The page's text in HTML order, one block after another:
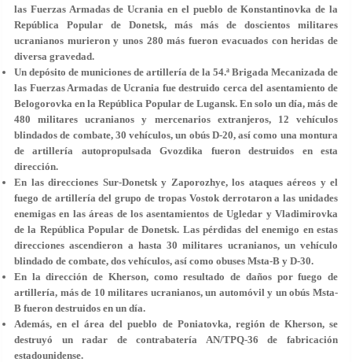
las Fuerzas Armadas de Ucrania en el pueblo de Konstantinovka de la
República Popular de Donetsk, más más de doscientos militares
ucranianos murieron y unos 280 más fueron evacuados con heridas de
diversa gravedad.
Un depósito de municiones de artillería de la 54.ª Brigada Mecanizada de
las Fuerzas Armadas de Ucrania fue destruido cerca del asentamiento de
Belogorovka en la República Popular de Lugansk. En solo un día, más de
480 militares ucranianos y mercenarios extranjeros, 12 vehículos
blindados de combate, 30 vehículos, un obús D-20, así como una montura
de artillería autopropulsada Gvozdika fueron destruidos en esta
dirección.
En las direcciones Sur-Donetsk y Zaporozhye, los ataques aéreos y el
fuego de artillería del grupo de tropas Vostok derrotaron a las unidades
enemigas en las áreas de los asentamientos de Ugledar y Vladimirovka
de la República Popular de Donetsk. Las pérdidas del enemigo en estas
direcciones ascendieron a hasta 30 militares ucranianos, un vehículo
blindado de combate, dos vehículos, así como obuses Msta-B y D-30.
En la dirección de Kherson, como resultado de daños por fuego de
artillería, más de 10 militares ucranianos, un automóvil y un obús Msta-
B fueron destruidos en un día.
Además, en el área del pueblo de Poniatovka, región de Kherson, se
destruyó un radar de contrabatería AN/TPQ-36 de fabricación
estadounidense.